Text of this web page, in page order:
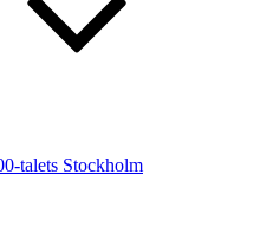
talets Stockholm